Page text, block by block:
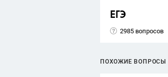
ЕГЭ
2985 вопросов
ПОХОЖИЕ ВОПРОСЫ